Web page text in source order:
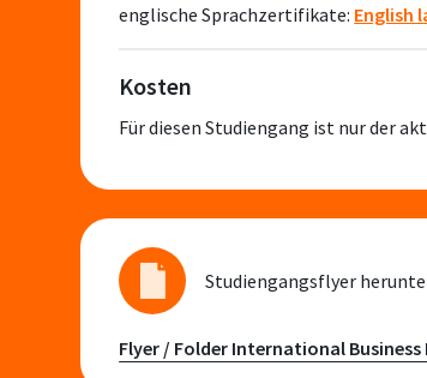
englische Sprachzertifikate: English
Kosten
Für diesen Studiengang ist nur der
Studiengangsflyer
Flyer / Folder International Business